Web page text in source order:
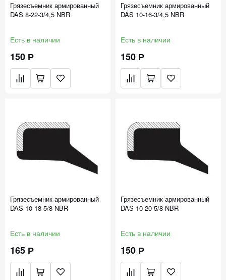
Грязесъемник армированный
DAS 8-22-3/4,5 NBR
Есть в наличии
150 Р
Грязесъемник армированный
DAS 10-16-3/4,5 NBR
Есть в наличии
150 Р
Грязесъемник армированный
DAS 10-18-5/8 NBR
Есть в наличии
165 Р
Грязесъемник армированный
DAS 10-20-5/8 NBR
Есть в наличии
150 Р